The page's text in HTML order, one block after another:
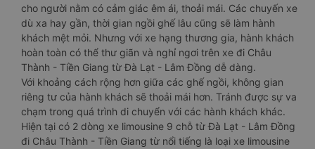
cho người nằm có cảm giác êm ái, thoải mái. Các chuyến xe
dù xa hay gần, thời gian ngồi ghế lâu cũng sẽ làm hành
khách mệt mỏi. Nhưng với xe hạng thương gia, hành khách
hoàn toàn có thể thư giãn và nghỉ ngơi trên xe đi Châu
Thành - Tiền Giang từ Đà Lạt - Lâm Đồng dễ dàng.
Với khoảng cách rộng hơn giữa các ghế ngồi, không gian
riêng tư của hành khách sẽ thoải mái hơn. Tránh được sự va
chạm trong quá trình di chuyển với các hành khách khác.
Hiện tại có 2 dòng xe limousine 9 chỗ từ Đà Lạt - Lâm Đồng
đi Châu Thành - Tiền Giang từ nổi tiếng là loại xe limousine